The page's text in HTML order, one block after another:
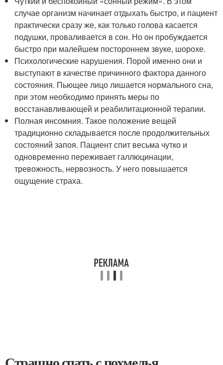
случае организм начинает отдыхать быстро, и пациент
практически сразу же, как только голова касается
подушки, проваливается в сон. Но он пробуждается
быстро при малейшем постороннем звуке, шорохе.
Психологические нарушения. Порой именно они и
выступают в качестве причинного фактора данного
состояния. Пьющее лицо лишается нормального сна,
при этом необходимо принять меры по
восстанавливающей и реабилитационной терапии.
Полная инсомния. Такое положение вещей
традиционно складывается после продолжительных
состояний запоя. Пациент спит весьма чутко и
одновременно переживает галлюцинации,
тревожность, нервозность. У него повышается
ощущение страха.